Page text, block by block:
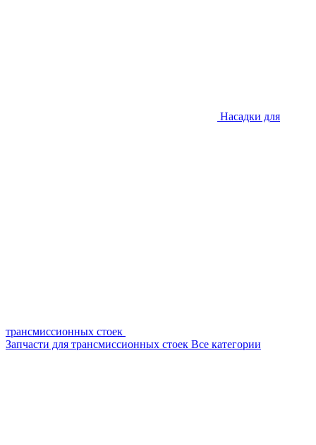
Насадки для
трансмиссионных стоек
Запчасти для трансмиссионных стоек Все категории